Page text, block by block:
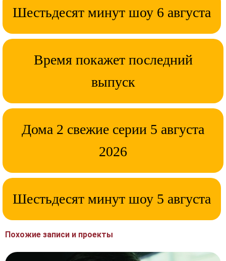
Шестьдесят минут шоу 6 августа
Время покажет последний
выпуск
Дома 2 свежие серии 5 августа
2026
Шестьдесят минут шоу 5 августа
Похожие записи и проекты